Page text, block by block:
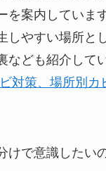
を案内しています
しやすい場所と
なども紹介して
対策、場所別カ
けで意識したい